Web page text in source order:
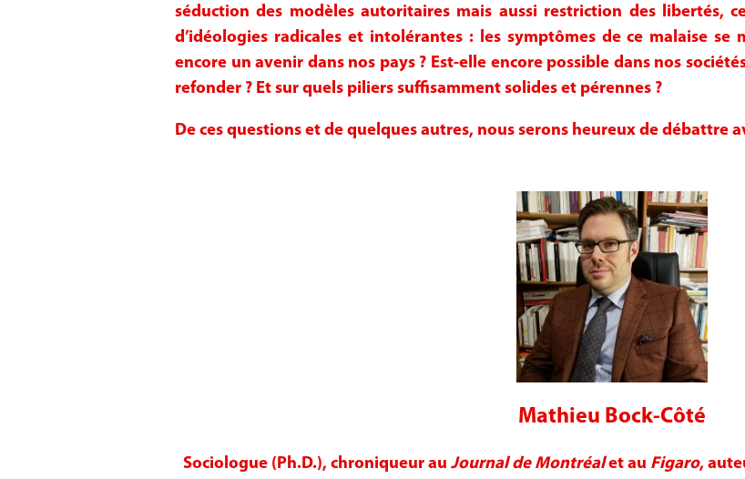
séduction des modèles autoritaires mais aussi restriction des libertés,
d’idéologies radicales et intolérantes : les symptômes de ce malaise
encore un avenir dans nos pays ? Est-elle encore possible dans nos
refonder ? Et sur quels piliers suffisamment solides et pérennes ?
De ces questions et de quelques autres, nous serons heureux de débattre
Mathieu Bock-Côté
Sociologue (Ph.D.), chroniqueur au Journal de Montréalet au Figaro,